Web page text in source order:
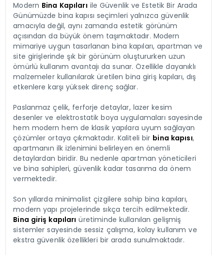
Modern Bina Kapıları ile Güvenlik ve Estetik Bir Arada
Günümüzde bina kapısı seçimleri yalnızca güvenlik
amacıyla değil, aynı zamanda estetik görünüm
açısından da büyük önem taşımaktadır. Modern
mimariye uygun tasarlanan bina kapıları, apartman ve
site girişlerinde şık bir görünüm oluştururken uzun
ömürlü kullanım avantajı da sunar. Özellikle dayanıklı
malzemeler kullanılarak üretilen bina giriş kapıları, dış
etkenlere karşı yüksek direnç sağlar.
Paslanmaz çelik, ferforje detaylar, lazer kesim
desenler ve elektrostatik boya uygulamaları sayesinde
hem modern hem de klasik yapılara uyum sağlayan
çözümler ortaya çıkmaktadır. Kaliteli bir bina kapısı,
apartmanın ilk izlenimini belirleyen en önemli
detaylardan biridir. Bu nedenle apartman yöneticileri
ve bina sahipleri, güvenlik kadar tasarıma da önem
vermektedir.
Son yıllarda minimalist çizgilere sahip bina kapıları,
modern yapı projelerinde sıkça tercih edilmektedir.
Bina giriş kapıları üretiminde kullanılan gelişmiş
sistemler sayesinde sessiz çalışma, kolay kullanım ve
ekstra güvenlik özellikleri bir arada sunulmaktadır.